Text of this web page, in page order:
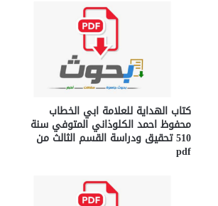
كتاب الهداية للعلامة ابي الخطاب
محفوظ احمد الكلوذاني المتوفي سنة
510 تحقيق ودراسة القسم الثالث من
pdf